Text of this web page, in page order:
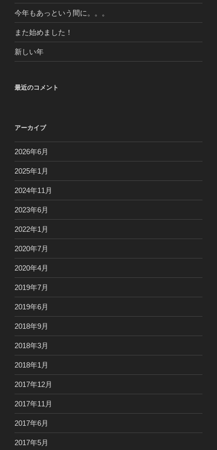
今年もあっという間に。。。
また始めました！
新しい年
最近のコメント
アーカイブ
2026年6月
2025年1月
2024年11月
2023年6月
2022年1月
2020年7月
2020年4月
2019年7月
2019年6月
2018年9月
2018年3月
2018年1月
2017年12月
2017年11月
2017年6月
2017年5月